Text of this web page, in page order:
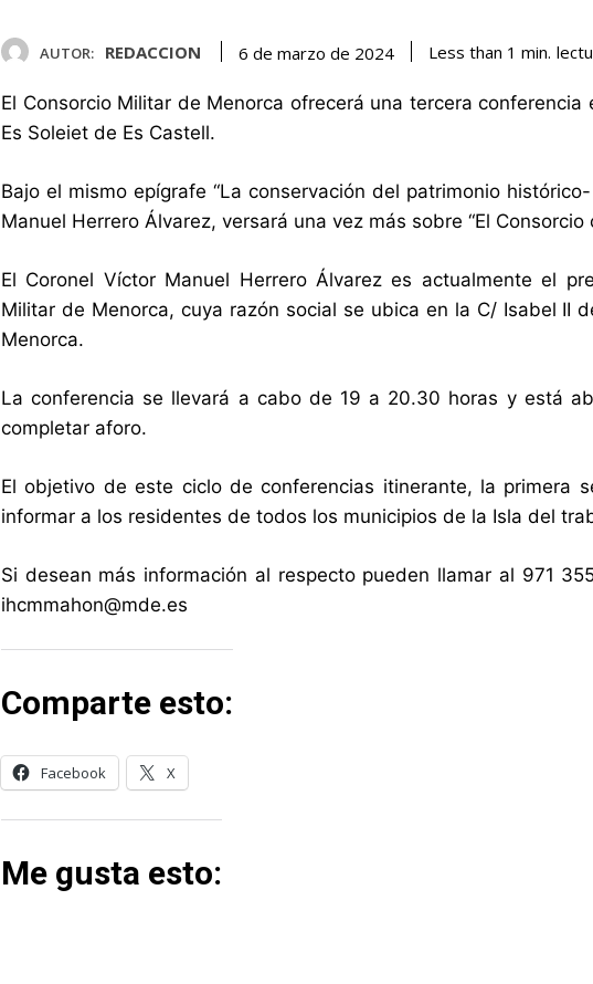
AUTOR: REDACCION 6 de marzo de 2024 Less than 1 min.
El Consorcio Militar de Menorca ofrecerá una tercera
Es Soleiet de Es Castell.
Bajo el mismo epígrafe “La conservación del patrimonio
Manuel Herrero Álvarez, versará una vez más sobre “El
El Coronel Víctor Manuel Herrero Álvarez es actualmente el
Militar de Menorca, cuya razón social se ubica en la C/ Isabel II
Menorca.
La conferencia se llevará a cabo de 19 a 20.30 horas y está
completar aforo.
El objetivo de este ciclo de conferencias itinerante, la primera
informar a los residentes de todos los municipios de la Isla del
Si desean más información al respecto pueden llamar al 971
ihcmmahon@mde.es
Comparte esto:
Facebook X
Me gusta esto: